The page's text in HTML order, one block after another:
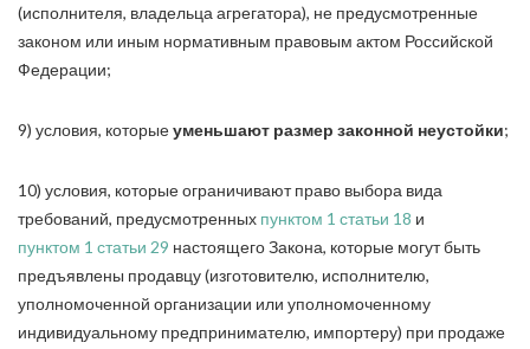
(исполнителя, владельца агрегатора), не предусмотренные
законом или иным нормативным правовым актом Российской
Федерации;
9) условия, которыеуменьшают размер законной неустойки;
10) условия, которые ограничивают право выбора вида
требований, предусмотренных пунктом 1 статьи 18 и
пунктом 1 статьи 29 настоящего Закона, которые могут быть
предъявлены продавцу (изготовителю, исполнителю,
уполномоченной организации или уполномоченному
индивидуальному предпринимателю, импортеру) при продаже